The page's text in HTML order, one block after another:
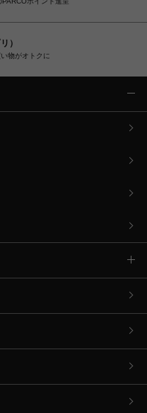
）
物がオトクに